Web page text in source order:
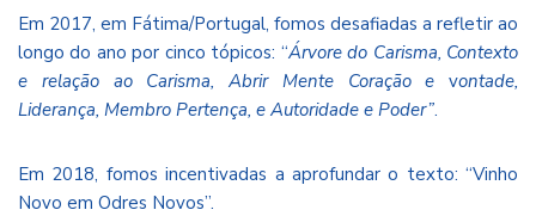
Em 2017, em Fátima/Portugal, fomos desafiadas a refletir ao
longo do ano por cinco tópicos: “Árvore do Carisma, Contexto
e relação ao Carisma, Abrir Mente Coração e vontade,
Liderança, Membro Pertença, e Autoridade e Poder”.
Em 2018, fomos incentivadas a aprofundar o texto: “Vinho
Novo em Odres Novos”.